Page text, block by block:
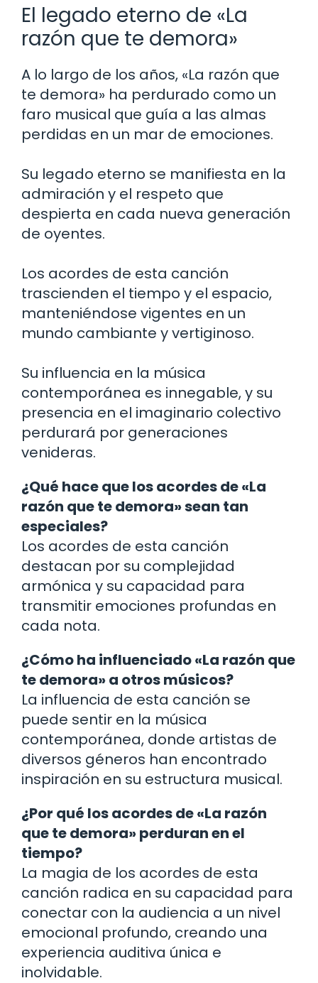
El legado eterno de «La
razón que te demora»
A lo largo de los años, «La razón que
te demora» ha perdurado como un
faro musical que guía a las almas
perdidas en un mar de emociones.
Su legado eterno se manifiesta en la
admiración y el respeto que
despierta en cada nueva generación
de oyentes.
Los acordes de esta canción
trascienden el tiempo y el espacio,
manteniéndose vigentes en un
mundo cambiante y vertiginoso.
Su influencia en la música
contemporánea es innegable, y su
presencia en el imaginario colectivo
perdurará por generaciones
venideras.
¿Qué hace que los acordes de «La
razón que te demora» sean tan
especiales?
Los acordes de esta canción
destacan por su complejidad
armónica y su capacidad para
transmitir emociones profundas en
cada nota.
¿Cómo ha influenciado «La razón que
te demora» a otros músicos?
La influencia de esta canción se
puede sentir en la música
contemporánea, donde artistas de
diversos géneros han encontrado
inspiración en su estructura musical.
¿Por qué los acordes de «La razón
que te demora» perduran en el
tiempo?
La magia de los acordes de esta
canción radica en su capacidad para
conectar con la audiencia a un nivel
emocional profundo, creando una
experiencia auditiva única e
inolvidable.